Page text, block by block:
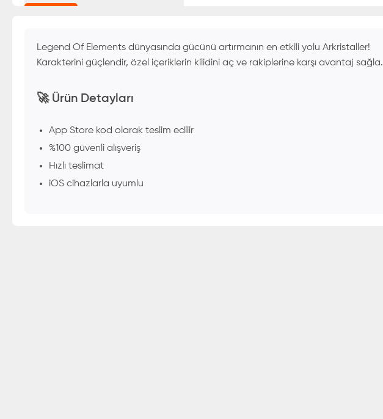
Legend Of Elements dünyasında gücünü artırmanın en etkili yolu Arkristaller!
Karakterini güçlendir, özel içeriklerin kilidini aç ve rakiplerine karşı avantaj sağla.
🚀 Ürün Detayları
App Store kod olarak teslim edilir
%100 güvenli alışveriş
Hızlı teslimat
iOS cihazlarla uyumlu